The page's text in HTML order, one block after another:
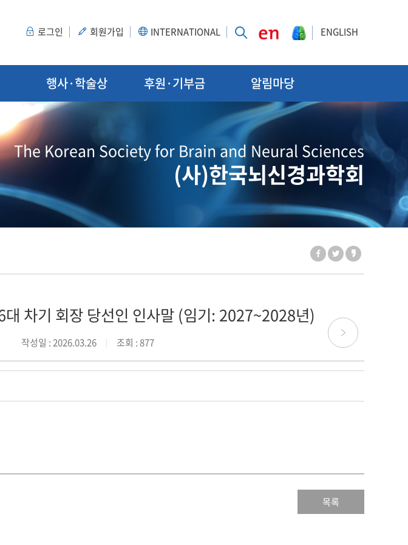
로그인 회원가입 INTERNATIONAL ENGLISH
행사·학술상 후원·기부금 알림마당
The Korean Society for Brain and Neural Sciences
(사)한국뇌신경과학회
차기 회장 당선인 인사말 (임기: 2027~2028년)
작성일 : 2026.03.26 조회 : 877
목록